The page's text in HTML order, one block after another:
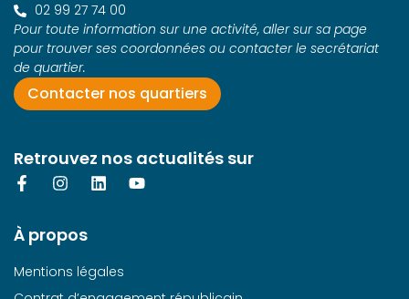
Retrouvez nos actualités sur
À propos
Mentions légales
02 99 27 74 00
Pour toute information sur une activité, aller sur sa page
pour trouver ses coordonnées ou contacter le secrétariat
de quartier.
Contacter nos quartiers